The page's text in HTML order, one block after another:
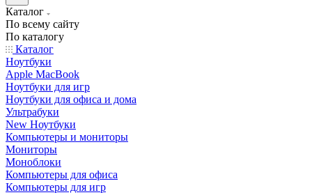
Каталог
По всему сайту
По каталогу
Каталог
Ноутбуки
Apple MacBook
Ноутбуки для игр
Ноутбуки для офиса и дома
Ультрабуки
New Ноутбуки
Компьютеры и мониторы
Мониторы
Моноблоки
Компьютеры для офиса
Компьютеры для игр